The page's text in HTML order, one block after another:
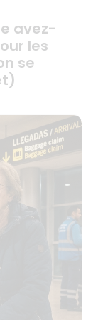
avez-
les
se